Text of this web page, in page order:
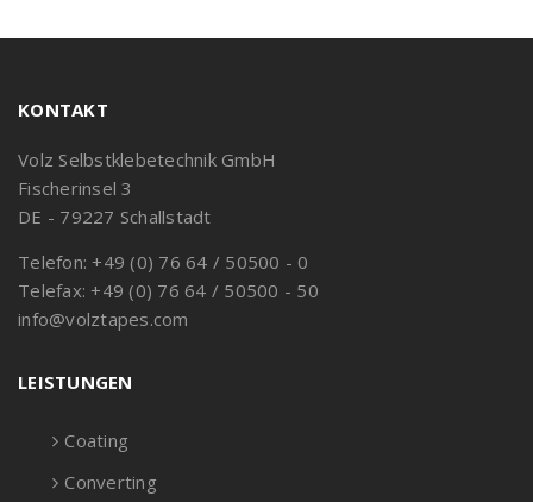
KONTAKT
Volz Selbstklebetechnik GmbH
Fischerinsel 3
DE - 79227 Schallstadt
Telefon: +49 (0) 76 64 / 50500 - 0
Telefax: +49 (0) 76 64 / 50500 - 50
info@volztapes.com
LEISTUNGEN
Coating
Converting